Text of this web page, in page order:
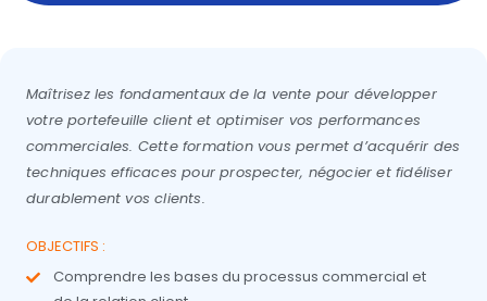
Maîtrisez les fondamentaux de la vente pour développer
votre portefeuille client et optimiser vos performances
commerciales. Cette formation vous permet d’acquérir des
techniques efficaces pour prospecter, négocier et fidéliser
durablement vos clients.
OBJECTIFS :
Comprendre les bases du processus commercial et